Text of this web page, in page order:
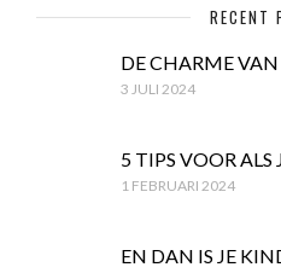
RECENT
DE CHARME
3 JULI 2024
5 TIPS VOOR
1 FEBRUARI 2024
EN DAN IS JE